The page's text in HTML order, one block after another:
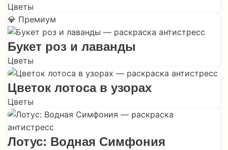
Цветы
💎 Премиум
Букет роз и лаванды
Цветы
Цветок лотоса в узорах
Цветы
Лотус: Водная Симфония